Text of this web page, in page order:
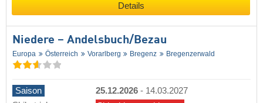
Details
Niedere – Andelsbuch/​Bezau
Europa Österreich Vorarlberg Bregenz Bregenzerwald
Saison 25.12.2026 - 14.03.2027